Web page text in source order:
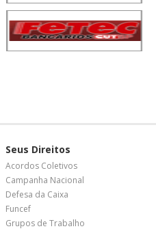
Seus Direitos
Acordos Coletivos
Campanha Nacional
Defesa da Caixa
Funcef
Grupos de Trabalho